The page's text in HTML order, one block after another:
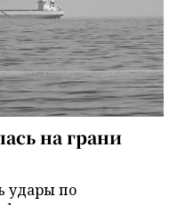
на грани
удары по